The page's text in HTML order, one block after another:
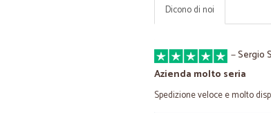
Dicono di noi
—Sergio
Azienda molto seria
Spedizione veloce e molto